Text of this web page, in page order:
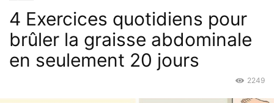
4 Exercices quotidiens pour
brûler la graisse abdominale
en seulement 20 jours
2249